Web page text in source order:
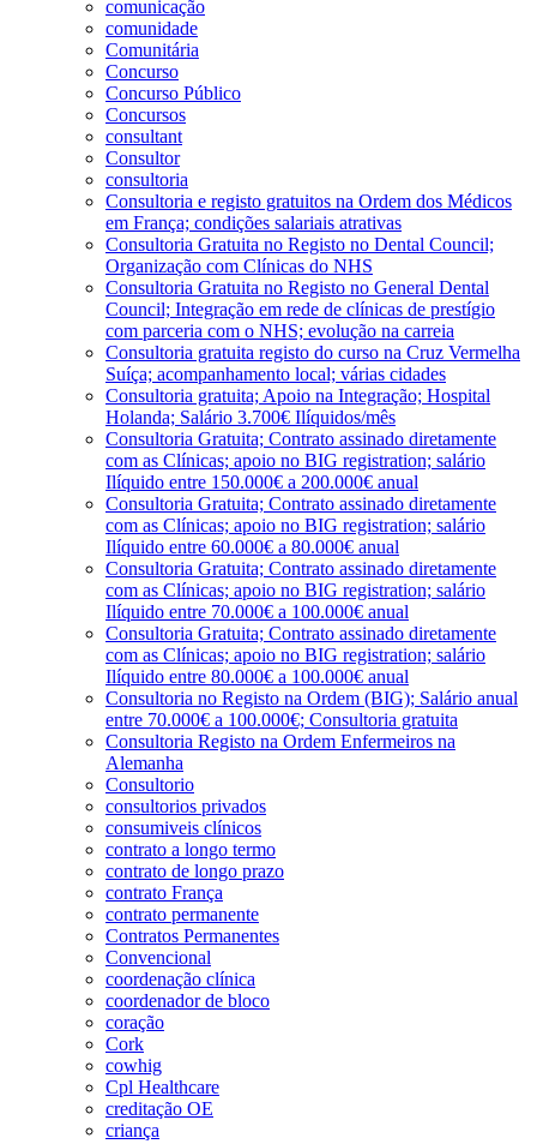
comunicação
comunidade
Comunitária
Concurso
Concurso Público
Concursos
consultant
Consultor
consultoria
Consultoria e registo gratuitos na Ordem dos Médicos
em França; condições salariais atrativas
Consultoria Gratuita no Registo no Dental Council;
Organização com Clínicas do NHS
Consultoria Gratuita no Registo no General Dental
Council; Integração em rede de clínicas de prestígio
com parceria com o NHS; evolução na carreia
Consultoria gratuita registo do curso na Cruz Vermelha
Suíça; acompanhamento local; várias cidades
Consultoria gratuita; Apoio na Integração; Hospital
Holanda; Salário 3.700€ Ilíquidos/mês
Consultoria Gratuita; Contrato assinado diretamente
com as Clínicas; apoio no BIG registration; salário
Ilíquido entre 150.000€ a 200.000€ anual
Consultoria Gratuita; Contrato assinado diretamente
com as Clínicas; apoio no BIG registration; salário
Ilíquido entre 60.000€ a 80.000€ anual
Consultoria Gratuita; Contrato assinado diretamente
com as Clínicas; apoio no BIG registration; salário
Ilíquido entre 70.000€ a 100.000€ anual
Consultoria Gratuita; Contrato assinado diretamente
com as Clínicas; apoio no BIG registration; salário
Ilíquido entre 80.000€ a 100.000€ anual
Consultoria no Registo na Ordem (BIG); Salário anual
entre 70.000€ a 100.000€; Consultoria gratuita
Consultoria Registo na Ordem Enfermeiros na
Alemanha
Consultorio
consultorios privados
consumiveis clínicos
contrato a longo termo
contrato de longo prazo
contrato França
contrato permanente
Contratos Permanentes
Convencional
coordenação clínica
coordenador de bloco
coração
Cork
cowhig
Cpl Healthcare
creditação OE
criança